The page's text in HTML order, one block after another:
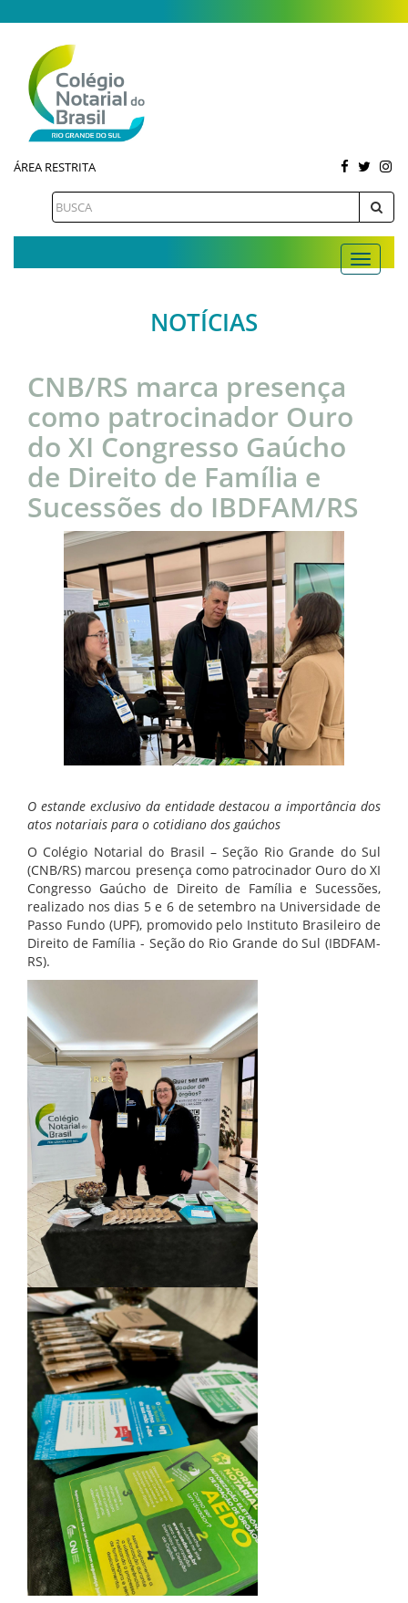
ÁREA RESTRITA
NOTÍCIAS
CNB/RS marca presença
como patrocinador Ouro
do XI Congresso Gaúcho
de Direito de Família e
Sucessões do IBDFAM/RS
O estande exclusivo da entidade destacou a importância dos
atos notariais para o cotidiano dos gaúchos
O Colégio Notarial do Brasil – Seção Rio Grande do Sul
(CNB/RS) marcou presença como patrocinador Ouro do XI
Congresso Gaúcho de Direito de Família e Sucessões,
realizado nos dias 5 e 6 de setembro na Universidade de
Passo Fundo (UPF), promovido pelo Instituto Brasileiro de
Direito de Família - Seção do Rio Grande do Sul (IBDFAM-
RS).